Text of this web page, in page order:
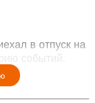
в отпуск на
событий.